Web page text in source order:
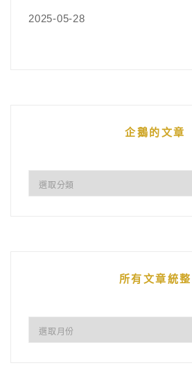
2025-05-28
企鵝的文章
所有文章統整